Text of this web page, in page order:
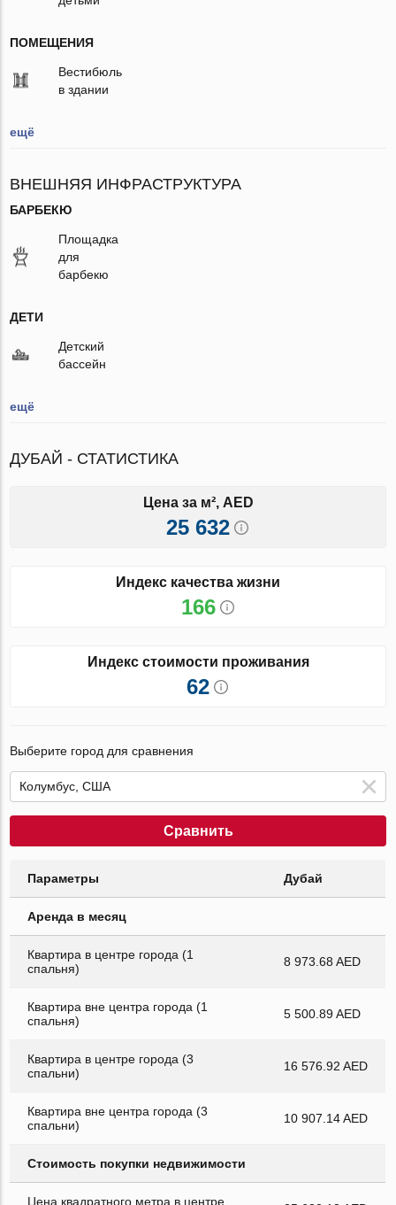
ПОМЕЩЕНИЯ
Вестибюль
в здании
ещё
ВНЕШНЯЯ ИНФРАСТРУКТУРА
БАРБЕКЮ
Площадка
для
барбекю
ДЕТИ
Детский
бассейн
ещё
ДУБАЙ - СТАТИСТИКА
Цена за м², AED
25 632
Индекс качества жизни
166
Индекс стоимости проживания
62
Выберите город для сравнения
Сравнить
Параметры Дубай
Аренда в месяц
Квартира в центре города (1
спальня)
8 973.68 AED
Квартира вне центра города (1
спальня)
5 500.89 AED
Квартира в центре города (3
спальни)
16 576.92 AED
Квартира вне центра города (3
спальни)
10 907.14 AED
Стоимость покупки недвижимости
Цена квадратного метра в центре